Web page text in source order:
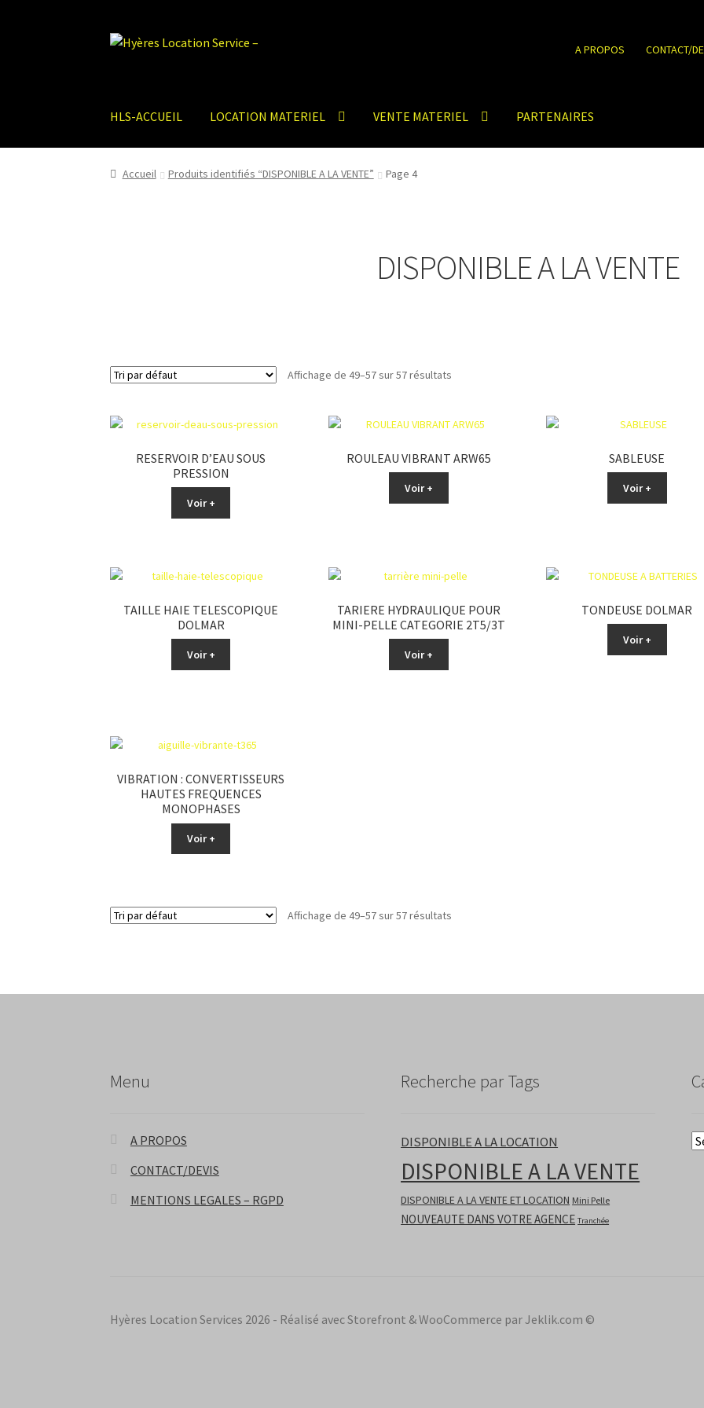
Aller
Aller
A PROPOS CONTACT/
HLS-ACCUEIL LOCATION MATERIEL VENTE MATERIEL PARTENAIRES
Accueil Produits identifiés “DISPONIBLE A LA VENTE” Page 4
DISPONIBLE A LA VENTE
Affichage de 49–57 sur 57 résultats
RESERVOIR D’EAU SOUS
PRESSION
Voir +
ROULEAU VIBRANT ARW65
Voir +
SABLEUSE
Voir +
TAILLE HAIE TELESCOPIQUE
DOLMAR
Voir +
TARIERE HYDRAULIQUE POUR
MINI-PELLE CATEGORIE 2T5/3T
Voir +
TONDEUSE DOLMAR
Voir +
VIBRATION : CONVERTISSEURS
HAUTES FREQUENCES
MONOPHASES
Voir +
Affichage de 49–57 sur 57 résultats
Menu
A PROPOS
CONTACT/DEVIS
MENTIONS LEGALES – RGPD
Recherche par Tags
DISPONIBLE A LA LOCATION
DISPONIBLE A LA VENTE
DISPONIBLE A LA VENTE ET LOCATION Mini Pelle
NOUVEAUTE DANS VOTRE AGENCE Tranchée
Hyères Location Services 2026 - Réalisé avec Storefront & WooCommerce par Jeklik.com ©